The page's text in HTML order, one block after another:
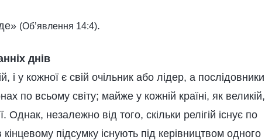
(Об’явлення 14:4).
днів
і у кожної є свій очільник або лідер, а послідовники
по всьому світу; майже у кожній країні, як великій,
Однак, незалежно від того, скільки релігій існує по
кінцевому підсумку існують під керівництвом одного